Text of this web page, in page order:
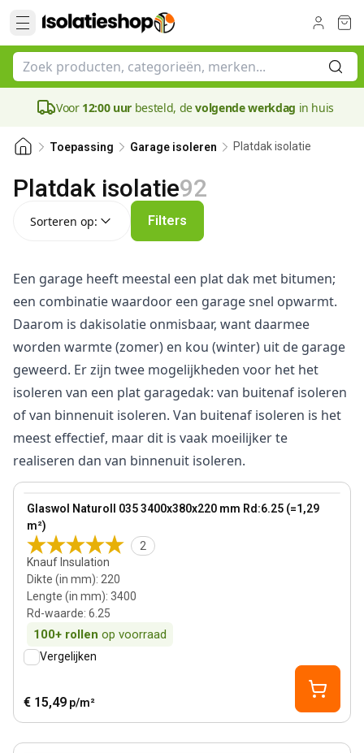
Voor 12:00 uur besteld, devolgende werkdag in huis
Toepassing Garage isoleren Platdak isolatie
Platdak isolatie92
Sorteren op: Filters
Een garage heeft meestal een plat dak met bitumen;
een combinatie waardoor een garage snel opwarmt.
Daarom is dakisolatie onmisbaar, want daarmee
worden warmte (zomer) en kou (winter) uit de garage
geweerd. Er zijn twee mogelijkheden voor het het
isoleren van een plat garagedak: van buitenaf isoleren
of van binnenuit isoleren. Van buitenaf isoleren is het
meest effectief, maar dit is vaak moeilijker te
realiseren dan van binnenuit isoleren.
Glaswol Naturoll 035 3400x380x220 mm Rd:6.25 (=1,29
m²)
2
Knauf Insulation
Dikte (in mm): 220
Lengte (in mm): 3400
Rd-waarde: 6.25
100+ rollen op voorraad
View product
Vergelijken
€ 15,49 p/m²